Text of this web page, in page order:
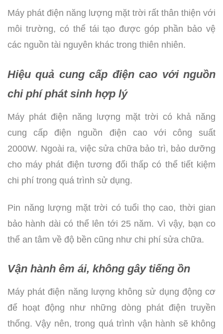
Máy phát điện năng lượng mặt trời rất thân thiện với
môi trường, có thể tái tạo được góp phần bảo vệ
các nguồn tài nguyên khác trong thiên nhiên.
Hiệu quả cung cấp điện cao với nguồn
chi phí phát sinh hợp lý
Máy phát điện năng lượng mặt trời có khả năng
cung cấp điện nguồn điện cao với công suất
2000W. Ngoài ra, việc sửa chữa bảo trì, bảo dưỡng
cho máy phát điện tương đối thấp có thể tiết kiệm
chi phí trong quá trình sử dụng.
Pin năng lượng mặt trời có tuổi thọ cao, thời gian
bảo hành dài có thể lên tới 25 năm. Vì vậy, bạn co
thể an tâm về độ bền cũng như chi phí sửa chữa.
Vận hành êm ái, không gây tiếng ồn
Máy phát điện năng lượng không sử dụng động cơ
để hoạt động như những dòng phát điện truyền
thống. Vậy nên, trong quá trình vận hành sẽ không